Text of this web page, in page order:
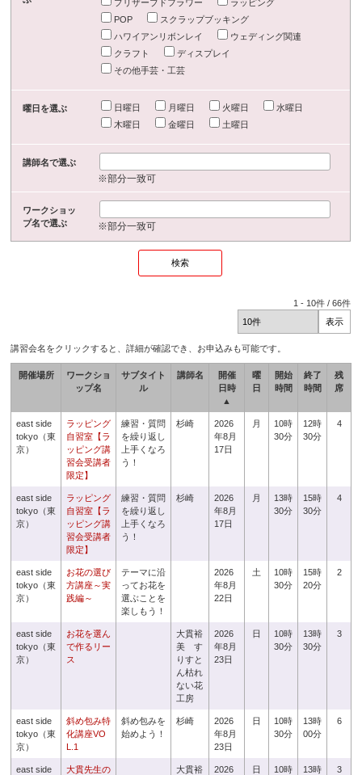
プリザーブドフラワー
ラッピング
POP
スクラップブッキング
ハワイアンリボンレイ
ウェディング関連
クラフト
ディスプレイ
その他手芸・工芸
曜日を選ぶ 日曜日 月曜日 火曜日
水曜日
木曜日
金曜日 土曜日
講師名で選ぶ
※部分一致可
ワークショッ
プ名で選ぶ
※部分一致可
1 - 10件 /66件
講習会名をクリックすると、詳細が確認でき、お申込みも可能です。
開催場所
ワークショ
ップ名
サブタイト
ル
講師名
開催
日時
▲
曜
日
開始
時間
終了
時間
残
席
east side
tokyo（東
京）
ラッピング
自習室【ラ
ッピング講
習会受講者
限定】
練習・質問
を繰り返し
上手くなろ
う！
杉崎
2026
年8月
17日
月
10時
30分
12時
30分
4
east side
tokyo（東
京）
ラッピング
自習室【ラ
ッピング講
習会受講者
限定】
練習・質問
を繰り返し
上手くなろ
う！
杉崎
2026
年8月
17日
月
13時
30分
15時
30分
4
east side
tokyo（東
京）
お花の選び
方講座～実
践編～
テーマに沿
ってお花を
選ぶことを
楽しもう！
2026
年8月
22日
土
10時
30分
15時
20分
2
east side
tokyo（東
京）
お花を選ん
で作るリー
ス
大貫裕
美 す
りすと
ん枯れ
ない花
工房
2026
年8月
23日
日
10時
30分
13時
30分
3
east side
tokyo（東
京）
斜め包み特
化講座VO
L.1
斜め包みを
始めよう！
杉崎
2026
年8月
23日
日
10時
30分
13時
00分
6
east side
大貫先生の
大貫裕
2026
日
10時
13時
3